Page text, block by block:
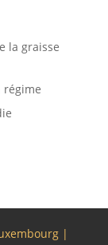
la graisse
régime
|